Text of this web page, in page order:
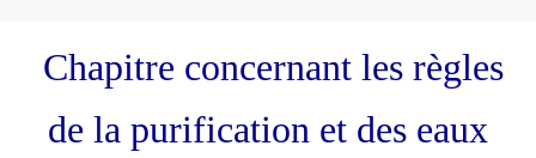
Chapitre concernant les règles
de la purification et des eaux